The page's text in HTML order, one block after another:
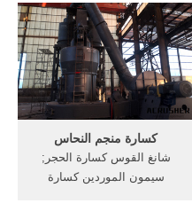
حجر كسارة; بلاط الحجر
الزجاجي; كسارة الحجر الحجر
لسحق خام الحجر الصخري;
أبعاد كسارة لفة مارسي lc
كسارة منجم النحاس
شانغ القوس كسارة الحجر;
سيمون الموردين كسارة